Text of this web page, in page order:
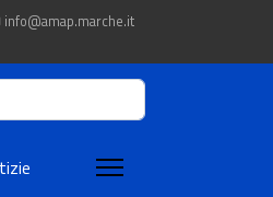
info@amap.marche.it